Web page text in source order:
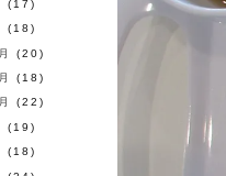
(17)
(18)
(20)
(18)
(22)
(19)
(18)